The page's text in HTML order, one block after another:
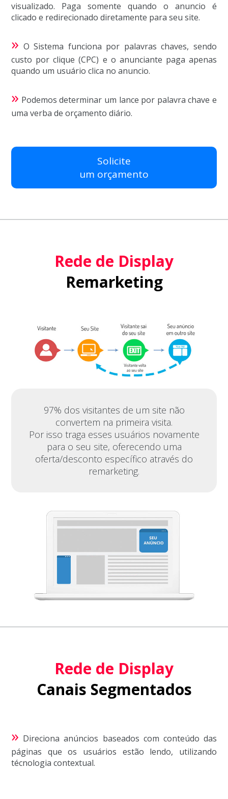
visualizado. Paga somente quando o anuncio é
clicado e redirecionado diretamente para seu site.
» O Sistema funciona por palavras chaves, sendo
custo por clique (CPC) e o anunciante paga apenas
quando um usuário clica no anuncio.
» Podemos determinar um lance por palavra chave e
uma verba de orçamento diário.
Solicite
um orçamento
Rede de Display
Remarketing
97% dos visitantes de um site não
convertem na primeira visita.
Por isso traga esses usuários novamente
para o seu site, oferecendo uma
oferta/desconto específico através do
remarketing.
Rede de Display
Canais Segmentados
» Direciona anúncios baseados com conteúdo das
páginas que os usuários estão lendo, utilizando
técnologia contextual.